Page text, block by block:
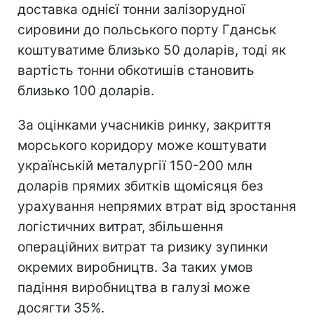
доставка однієї тонни залізорудної
сировини до польського порту Гданськ
коштуватиме близько 50 доларів, тоді як
вартість тонни обкотишів становить
близько 100 доларів.
За оцінками учасників ринку, закриття
морського коридору може коштувати
українській металургії 150-200 млн
доларів прямих збитків щомісяця без
урахування непрямих втрат від зростання
логістичних витрат, збільшення
операційних витрат та ризику зупинки
окремих виробництв. За таких умов
падіння виробництва в галузі може
досягти 35%.